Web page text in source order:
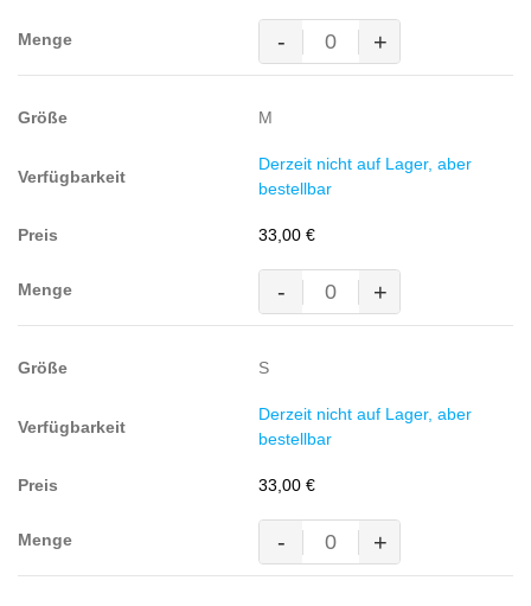
Menge
Kapuzen-
Sweatshirt
60%
grau-
Menge
- +
M
Derzeit nicht auf Lager, aber
bestellbar
33,00 €
Kapuzen-
Sweatshirt
60%
grau-
Menge
- +
S
Derzeit nicht auf Lager, aber
bestellbar
33,00 €
Kapuzen-
Sweatshirt
- +